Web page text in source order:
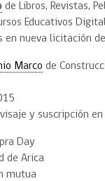
obtener el
Mujer
de Libros, Revistas,
Educativos
en nueva licitación
Marco de
y suscripción
Day
de Arica
mutua